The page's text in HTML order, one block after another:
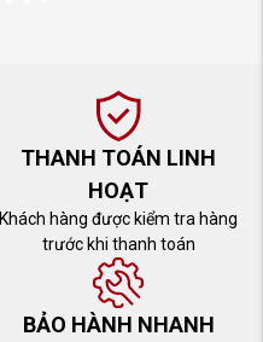
THANH TOÁN LINH
HOẠT
Khách hàng được kiểm tra hàng
trước khi thanh toán
BẢO HÀNH NHANH